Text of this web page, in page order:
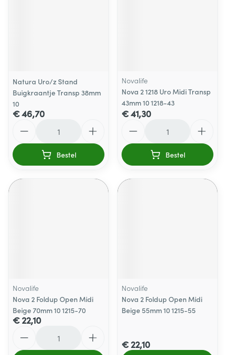
Natura Uro/z Stand
Buigkraantje Transp 38mm
10
€ 46,70
Bestel
Novalife
Nova 2 1218 Uro Midi Transp
43mm 10 1218-43
€ 41,30
Bestel
Novalife
Nova 2 Foldup Open Midi
Beige 70mm 10 1215-70
€ 22,10
Novalife
Nova 2 Foldup Open Midi
Beige 55mm 10 1215-55
€ 22,10